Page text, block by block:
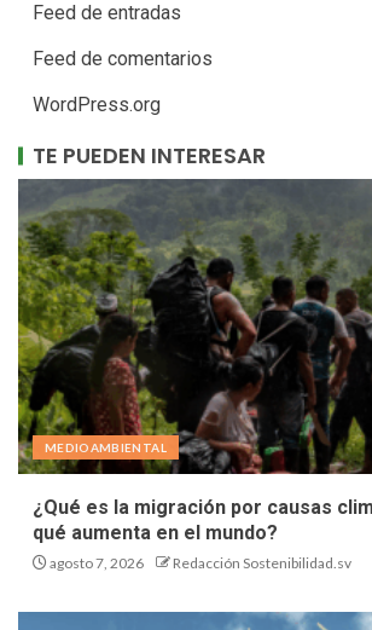
Feed de entradas
Feed de comentarios
WordPress.org
TE PUEDEN INTERESAR
MEDIOAMBIENTAL
¿Qué es la migración por causas
qué aumenta en el mundo?
agosto 7, 2026 Redacción Sostenibilidad.sv